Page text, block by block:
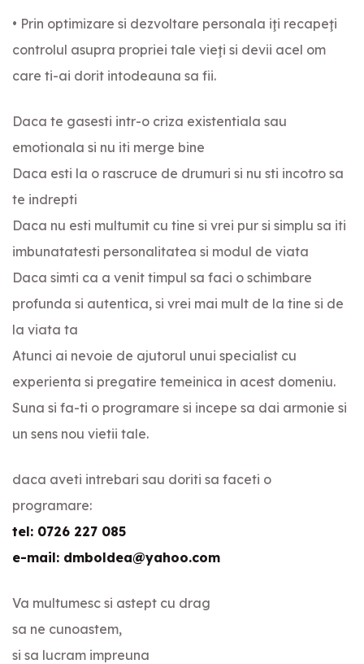
• Prin optimizare si dezvoltare personala iţi recapeţi
controlul asupra propriei tale vieţi si devii acel om
care ti-ai dorit intodeauna sa fii.
Daca te gasesti intr-o criza existentiala sau
emotionala si nu iti merge bine
Daca esti la o rascruce de drumuri si nu sti incotro sa
te indrepti
Daca nu esti multumit cu tine si vrei pur si simplu sa iti
imbunatatesti personalitatea si modul de viata
Daca simti ca a venit timpul sa faci o schimbare
profunda si autentica, si vrei mai mult de la tine si de
la viata ta
Atunci ai nevoie de ajutorul unui specialist cu
experienta si pregatire temeinica in acest domeniu.
Suna si fa-ti o programare si incepe sa dai armonie si
un sens nou vietii tale.
daca aveti intrebari sau doriti sa faceti o
programare:
tel: 0726 227 085
e-mail: dmboldea@yahoo.com
Va multumesc si astept cu drag
sa ne cunoastem,
si sa lucram impreuna